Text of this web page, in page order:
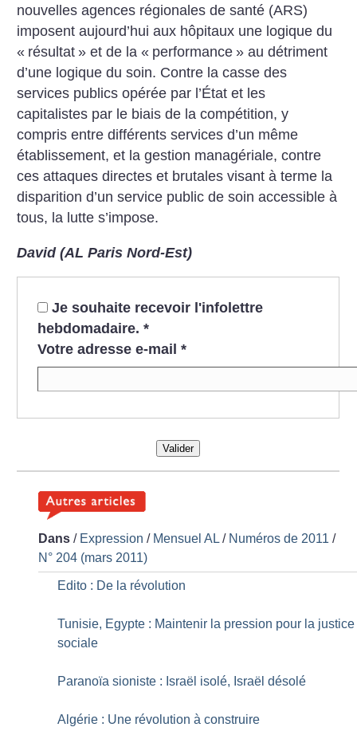
nouvelles agences régionales de santé (ARS)
imposent aujourd’hui aux hôpitaux une logique du
« résultat » et de la « performance » au détriment
d’une logique du soin. Contre la casse des
services publics opérée par l’État et les
capitalistes par le biais de la compétition, y
compris entre différents services d’un même
établissement, et la gestion managériale, contre
ces attaques directes et brutales visant à terme la
disparition d’un service public de soin accessible à
tous, la lutte s’impose.
David (AL Paris Nord-Est)
Je souhaite recevoir l'infolettre
hebdomadaire. *
Votre adresse e-mail *
Valider
Dans / Expression / Mensuel AL / Numéros de 2011 /
N° 204 (mars 2011)
Edito : De la révolution
Tunisie, Egypte : Maintenir la pression pour la justice
sociale
Paranoïa sioniste : Israël isolé, Israël désolé
Algérie : Une révolution à construire